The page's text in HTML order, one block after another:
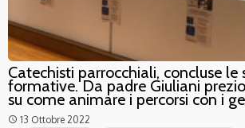
Catechisti parrocchiali, concluse le
formative. Da padre Giuliani
su come animare i percorsi con i
access_time 13 Ottobre 2022